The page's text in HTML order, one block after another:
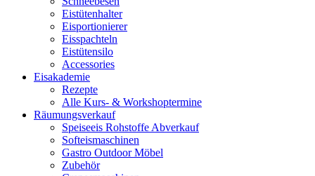
Eistütenhalter
Eisportionierer
Eisspachteln
Eistütensilo
Accessories
Eisakademie
Rezepte
Alle Kurs- & Workshoptermine
Räumungsverkauf
Speiseeis Rohstoffe Abverkauf
Softeismaschinen
Gastro Outdoor Möbel
Zubehör